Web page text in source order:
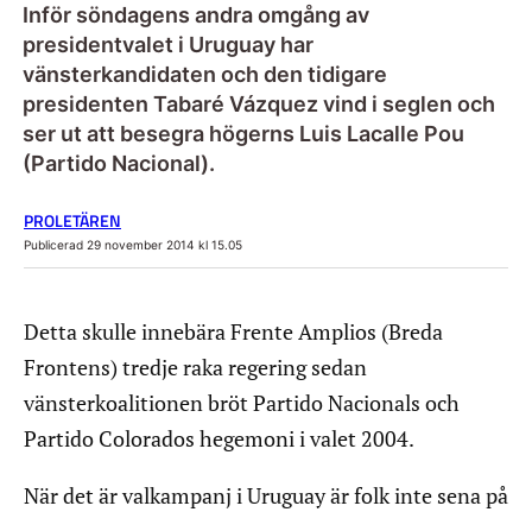
Inför söndagens andra omgång av
presidentvalet i Uruguay har
vänsterkandidaten och den tidigare
presidenten Tabaré Vázquez vind i seglen och
ser ut att besegra högerns Luis Lacalle Pou
(Partido Nacional).
PROLETÄREN
Publicerad 29 november 2014 kl 15.05
Detta skulle innebära Frente Amplios (Breda
Frontens) tredje raka regering sedan
vänsterkoalitionen bröt Partido Nacionals och
Partido Colorados hegemoni i valet 2004.
När det är valkampanj i Uruguay är folk inte sena på